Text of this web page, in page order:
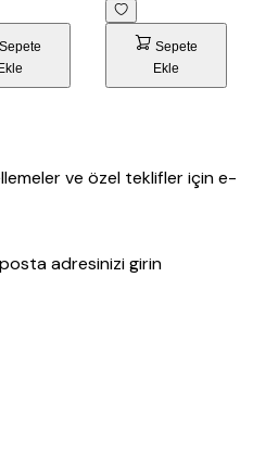
Sepete
Sepete
Ekle
ve özel teklifler için e-
adresinizi girin